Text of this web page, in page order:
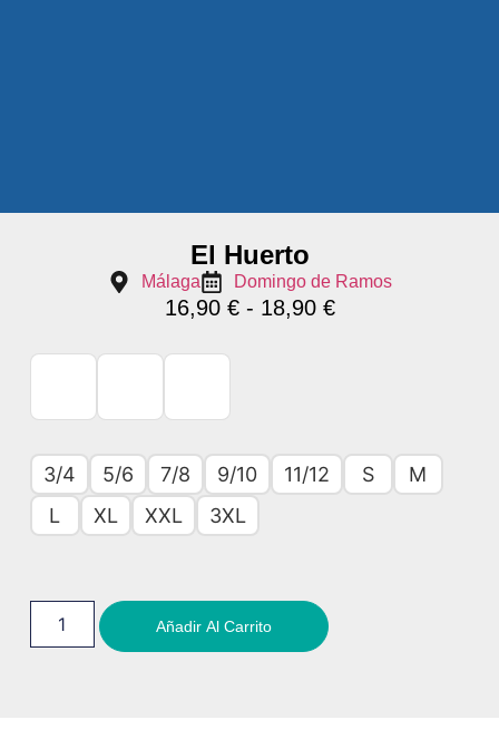
El Huerto
Málaga Domingo de Ramos
16,90 € - 18,90 €
3/4 5/6 7/8 9/10 11/12 S
M
L
XL XXL 3XL
Añadir Al Carrito